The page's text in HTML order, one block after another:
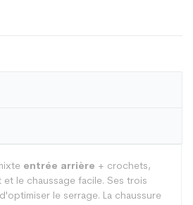
entrée arrière + crochets,
le chaussage facile. Ses trois
le serrage. La chaussure